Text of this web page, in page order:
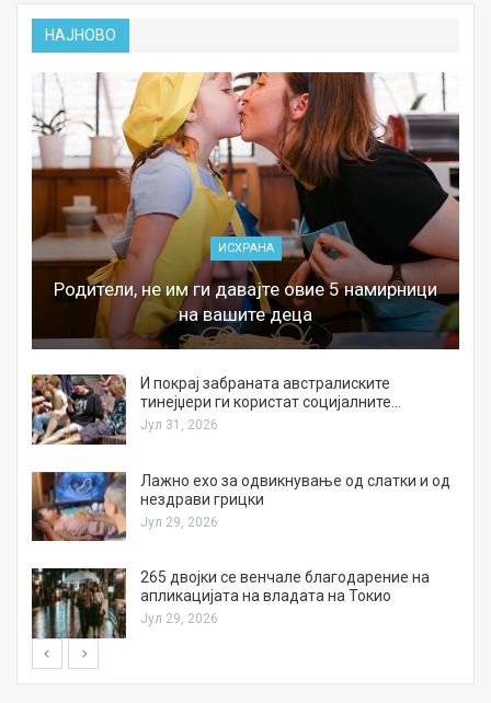
НАЈНОВО
ИСХРАНА
Родители, не им ги давајте овие 5 намирници
на вашите деца
И покрај забраната австралиските
тинејџери ги користат социјалните…
Јул 31, 2026
Лажно ехо за одвикнување од слатки и од
нездрави грицки
Јул 29, 2026
265 двојки се венчале благодарение на
апликацијата на владата на Токио
Јул 29, 2026